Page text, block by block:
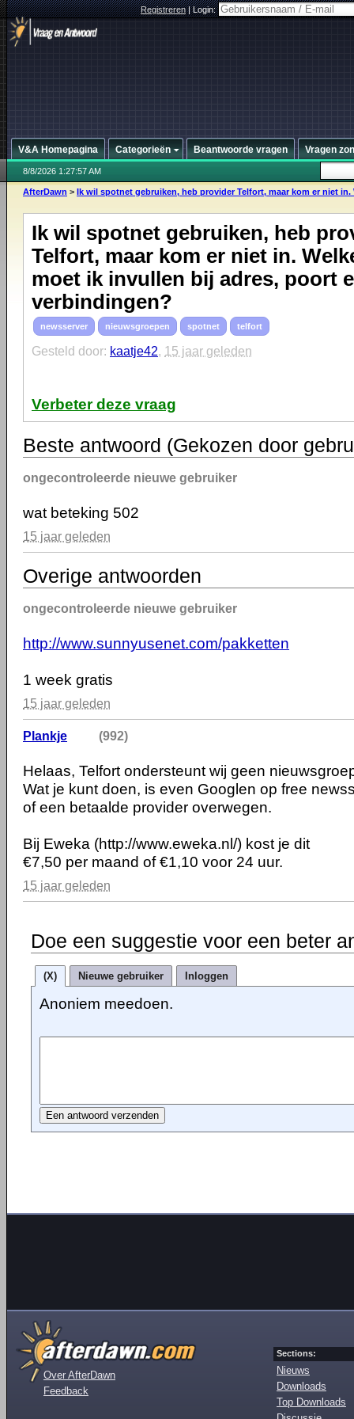
Registreren|Login:
V&A Homepagina Categorieën Beantwoorde vragen Vragen
8/8/2026 1:27:57 AM
AfterDawn > Ik wil spotnet gebruiken, heb provider Telfort, maar kom er niet in.
Ik wil spotnet gebruiken, heb
Telfort, maar kom er niet in.
moet ik invullen bij adres, poort
verbindingen?
newsserver nieuwsgroepen spotnet telfort
Gesteld door: kaatje42, 15 jaar geleden
Verbeter deze vraag
Beste antwoord (Gekozen door
ongecontroleerde nieuwe gebruiker
wat beteking 502
15 jaar geleden
Overige antwoorden
ongecontroleerde nieuwe gebruiker
http://www.sunnyusenet.com/pakketten
1 week gratis
15 jaar geleden
Plankje (992)
Helaas, Telfort ondersteunt wij geen
Wat je kunt doen, is even Googlen op free
of een betaalde provider overwegen.
Bij Eweka (http://www.eweka.nl/) kost je dit
€7,50 per maand of €1,10 voor 24 uur.
15 jaar geleden
Doe een suggestie voor een beter
(X) Nieuwe gebruiker Inloggen
Anoniem meedoen.
Over AfterDawn
Feedback
Sections:
Nieuws
Downloads
Top Downloads